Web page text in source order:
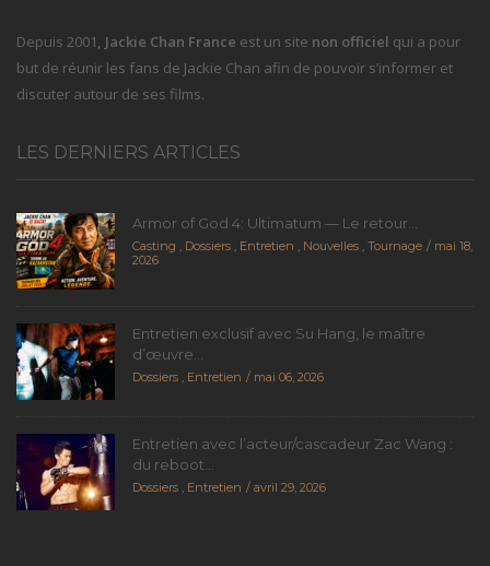
Depuis 2001, Jackie Chan France est un site non officiel qui a pour
but de réunir les fans de Jackie Chan afin de pouvoir s’informer et
discuter autour de ses films.
LES DERNIERS ARTICLES
Armor of God 4: Ultimatum — Le retour...
Casting , Dossiers , Entretien , Nouvelles , Tournage
mai 18,
2026
Entretien exclusif avec Su Hang, le maître
d’œuvre...
Dossiers , Entretien mai 06, 2026
Entretien avec l’acteur/cascadeur Zac Wang :
du reboot...
Dossiers , Entretien avril 29, 2026